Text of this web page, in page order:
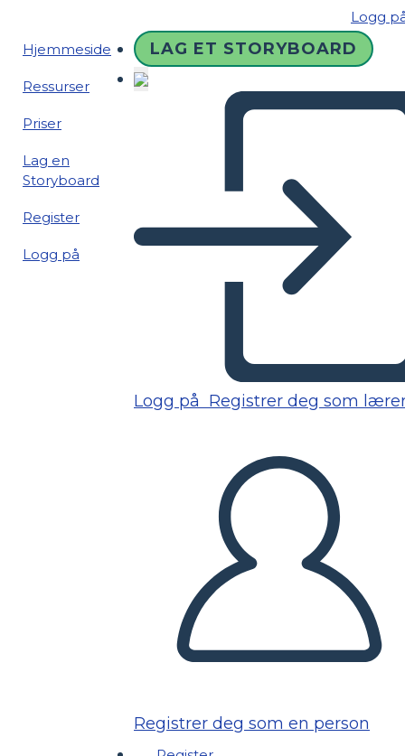
Logg
Hjemmeside
Ressurser
Priser
Lag en
Storyboard
Register
Logg på
LAG ET STORYBOARD
Logg på Registrer deg som
Registrer deg som en person